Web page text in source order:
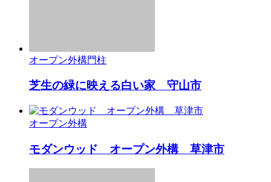
オープン外構門柱
芝生の緑に映える白い家 守山市
オープン外構
モダンウッド オープン外構 草津市